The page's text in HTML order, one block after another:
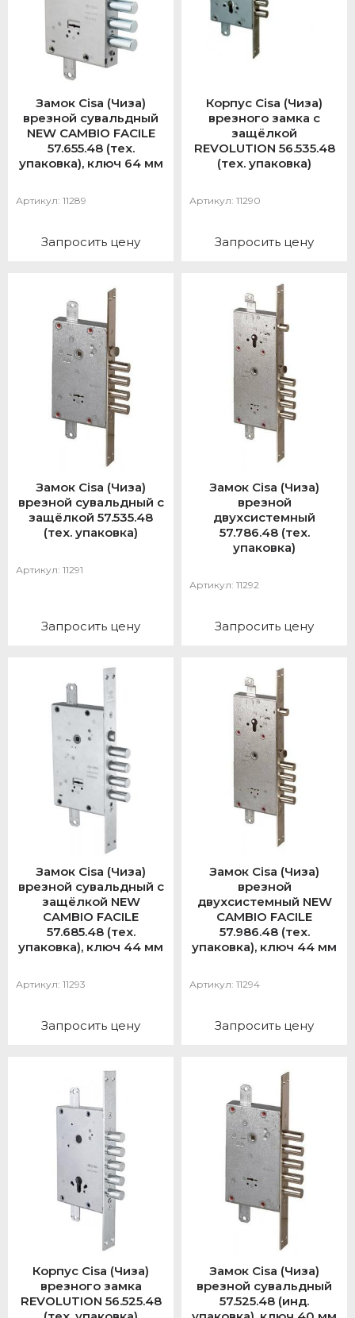
Замок Cisa (Чиза)
врезной сувальдный
NEW CAMBIO FACILE
57.655.48 (тех.
упаковка), ключ 64 мм
Артикул: 11289
Запросить цену
Корпус Cisa (Чиза)
врезного замка с
защёлкой
REVOLUTION 56.535.48
(тех. упаковка)
Артикул: 11290
Запросить цену
Замок Cisa (Чиза)
врезной сувальдный с
защёлкой 57.535.48
(тех. упаковка)
Артикул: 11291
Запросить цену
Замок Cisa (Чиза)
врезной
двухсистемный
57.786.48 (тех.
упаковка)
Артикул: 11292
Запросить цену
Замок Cisa (Чиза)
врезной сувальдный с
защёлкой NEW
CAMBIO FACILE
57.685.48 (тех.
упаковка), ключ 44 мм
Артикул: 11293
Запросить цену
Замок Cisa (Чиза)
врезной
двухсистемный NEW
CAMBIO FACILE
57.986.48 (тех.
упаковка), ключ 44 мм
Артикул: 11294
Запросить цену
Корпус Cisa (Чиза)
врезного замка
REVOLUTION 56.525.48
Замок Cisa (Чиза)
врезной сувальдный
57.525.48 (инд.